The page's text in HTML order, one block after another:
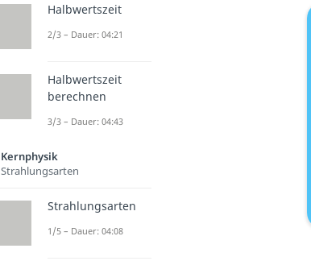
Halbwertszeit
2/3 – Dauer: 04:21
Halbwertszeit
berechnen
3/3 – Dauer: 04:43
Kernphysik
Strahlungsarten
Strahlungsarten
1/5 – Dauer: 04:08